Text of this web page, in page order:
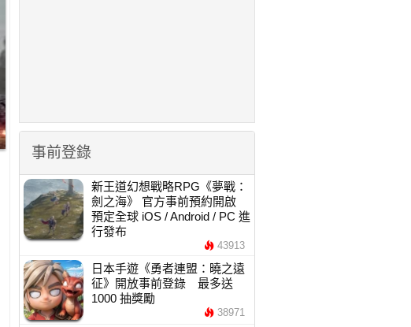
事前登錄
新王道幻想戰略RPG《夢戰：
劍之海》 官方事前預約開啟
預定全球 iOS / Android / PC 進
行發布
43913
日本手遊《勇者連盟：曉之遠
征》開放事前登錄 最多送
1000 抽獎勵
38971